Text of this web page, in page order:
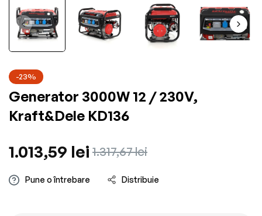
-23%
Generator 3000W 12 / 230V,
Kraft&Dele KD136
Preț
obișnuit
1.013,59 lei Preț
redus
1.317,67 lei
Pune o întrebare Distribuie